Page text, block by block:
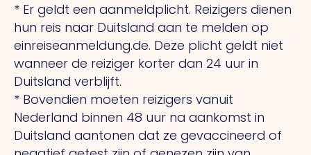
* Er geldt een aanmeldplicht. Reizigers dienen
hun reis naar Duitsland aan te melden op
einreiseanmeldung.de. Deze plicht geldt niet
wanneer de reiziger korter dan 24 uur in
Duitsland verblijft.
* Bovendien moeten reizigers vanuit
Nederland binnen 48 uur na aankomst in
Duitsland aantonen dat ze gevaccineerd of